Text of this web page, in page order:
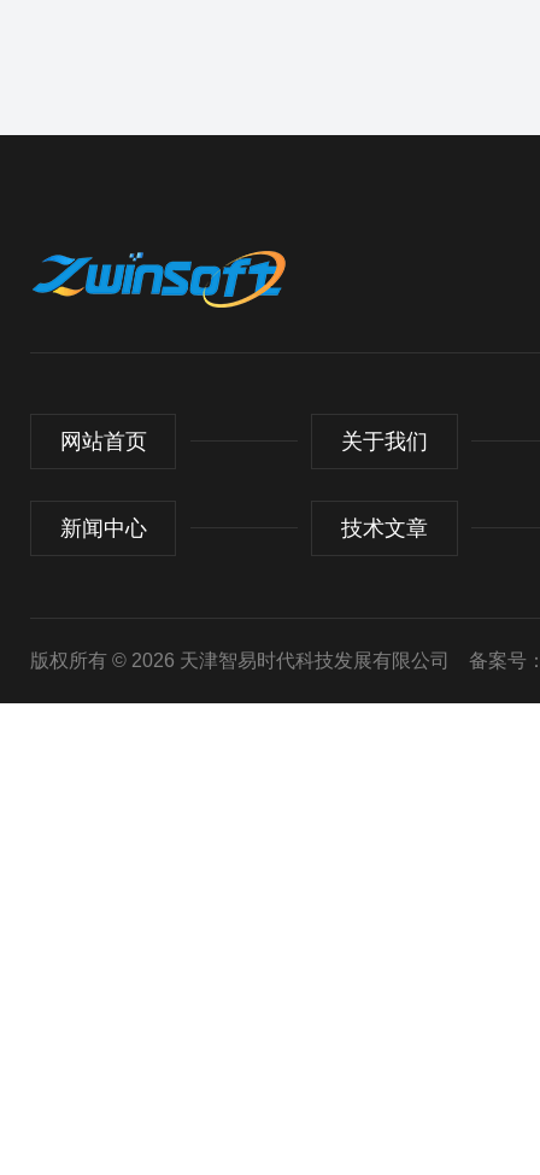
网站首页 关于我们
新闻中心 技术文章
版权所有 © 2026 天津智易时代科技发展有限公司 备案号